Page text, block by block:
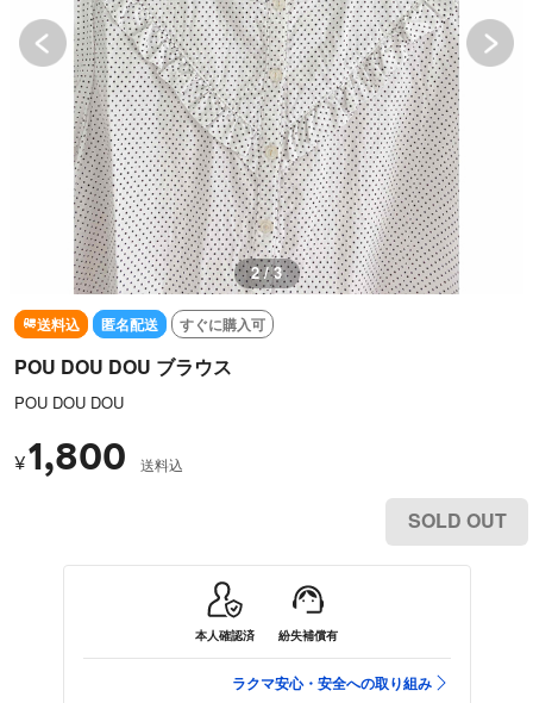
2 / 3
送料込 匿名配送 すぐに購入可
POU DOU DOU ブラウス
POU DOU DOU
¥1,800 送料込
SOLD OUT
本人確認済 紛失補償有
ラクマ安心・安全への取り組み